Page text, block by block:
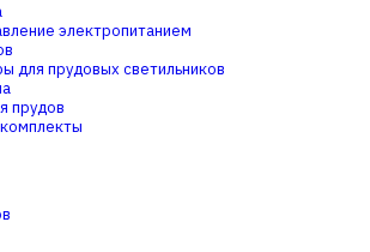
электропитанием
для прудовых светильников
прудов